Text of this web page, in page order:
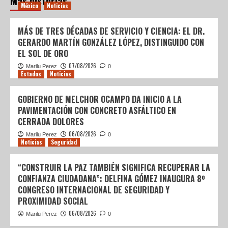
México Noticias
MÁS DE TRES DÉCADAS DE SERVICIO Y CIENCIA: EL DR.
GERARDO MARTÍN GONZÁLEZ LÓPEZ, DISTINGUIDO CON
EL SOL DE ORO
Marilu Perez 07/08/2026 0
Estados Noticias
GOBIERNO DE MELCHOR OCAMPO DA INICIO A LA
PAVIMENTACIÓN CON CONCRETO ASFÁLTICO EN
CERRADA DOLORES
Marilu Perez 06/08/2026 0
Noticias Seguridad
“CONSTRUIR LA PAZ TAMBIÉN SIGNIFICA RECUPERAR LA
CONFIANZA CIUDADANA”: DELFINA GÓMEZ INAUGURA 8º
CONGRESO INTERNACIONAL DE SEGURIDAD Y
PROXIMIDAD SOCIAL
Marilu Perez 06/08/2026 0